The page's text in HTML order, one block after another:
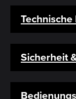
Sicherheit